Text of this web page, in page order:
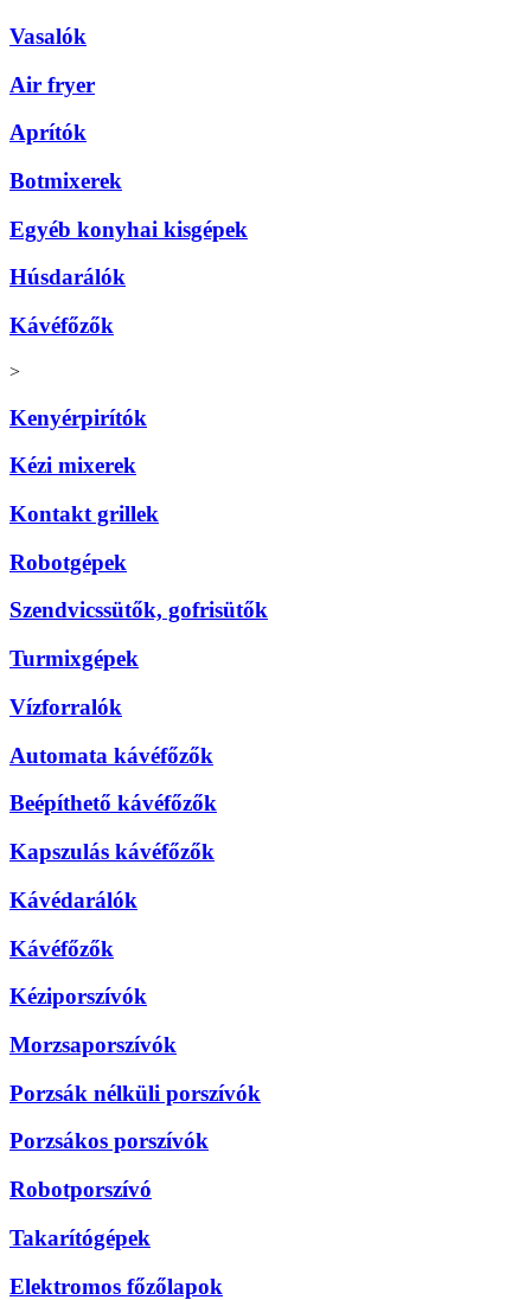
Vasalók
Air fryer
Aprítók
Botmixerek
Egyéb konyhai kisgépek
Húsdarálók
Kávéfőzők
>
Kenyérpirítók
Kézi mixerek
Kontakt grillek
Robotgépek
Szendvicssütők, gofrisütők
Turmixgépek
Vízforralók
Automata kávéfőzők
Beépíthető kávéfőzők
Kapszulás kávéfőzők
Kávédarálók
Kávéfőzők
Kéziporszívók
Morzsaporszívók
Porzsák nélküli porszívók
Porzsákos porszívók
Robotporszívó
Takarítógépek
Elektromos főzőlapok